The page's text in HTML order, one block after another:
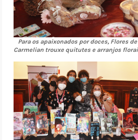
Para os apaixonados por doces, Flores de
Carmelian trouxe quitutes e arranjos